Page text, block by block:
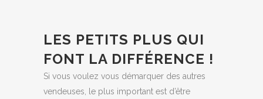
LES PETITS PLUS QUI
FONT LA DIFFÉRENCE !
Si vous voulez vous démarquer des autres
vendeuses, le plus important est d’être